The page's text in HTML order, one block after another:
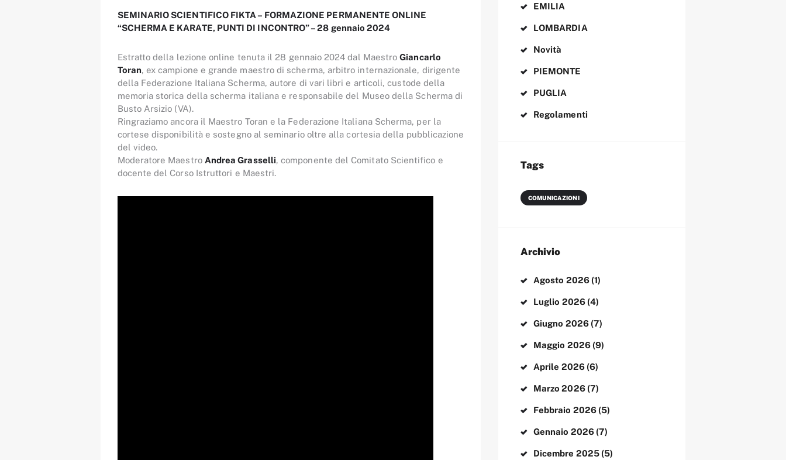
SEMINARIO SCIENTIFICO FIKTA – FORMAZIONE PERMANENTE ONLINE
“SCHERMA E KARATE, PUNTI DI INCONTRO” – 28 gennaio 2024
Estratto della lezione online tenuta il 28 gennaio 2024 dal MaestroGiancarlo
Toran, ex campione e grande maestro di scherma, arbitro internazionale, dirigente
della Federazione Italiana Scherma, autore di vari libri e articoli, custode della
memoria storica della scherma italiana e responsabile del Museo della Scherma di
Busto Arsizio (VA).
Ringraziamo ancora il Maestro Toran e la Federazione Italiana Scherma, per la
cortese disponibilità e sostegno al seminario oltre alla cortesia della pubblicazione
del video.
Moderatore Maestro Andrea Grasselli, componente del Comitato Scientifico e
docente del Corso Istruttori e Maestri.
EMILIA
LOMBARDIA
Novità
PIEMONTE
PUGLIA
Regolamenti
Tags
COMUNICAZIONI
Archivio
Agosto 2026(1)
Luglio 2026(4)
Giugno 2026(7)
Maggio 2026(9)
Aprile 2026(6)
Marzo2026(7)
Febbraio 2026(5)
Gennaio 2026(7)
Dicembre 2025(5)